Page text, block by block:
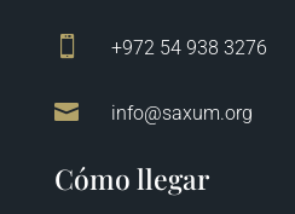
 +972 54 938 3276
 info@saxum.org
Cómo llegar